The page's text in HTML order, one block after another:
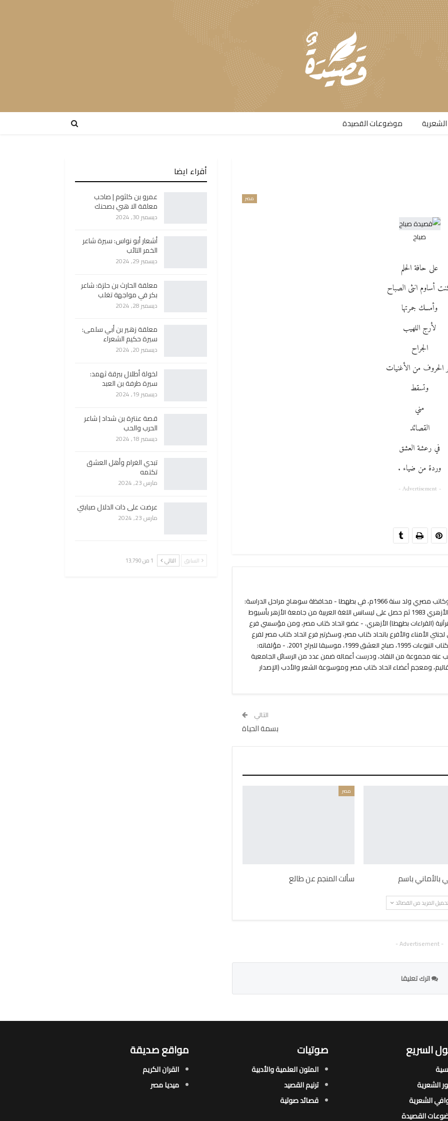
موضوعات القصيدة​
مصر
صباح
على حافة الحلم
أساوم انثى الصباح
وأمسك جمرتها
لأرج اللهيب
الجراح
الحروف من الأغنيات
وتسقط
مني
القصائد
في رعشة العشق
وردة من ضياء .
- Advertisement -
بهاء الدين رمضان السيد مرسي شاعر وكاتب مصري ولد سنة 1966م، في بطهطا - محافظة سوهاج مراحل الدراسة:
- درس المرحلة الثانوية بمعهد طهطا الأزهري 1983 ثم حصل على ليسانس اللغة العربية من جامعة الأزهر بأسيوط
القرآنية (القراءات بطهطا) الأزهري. - عضو اتحاد كتاب مصر، ومن مؤسسي فرع
الأمناء والأفرع باتحاد كتاب مصر، وسكرتير فرع اتحاد كتاب مصر لفرع
الجنوب وغير ذلك. - دواوينه الشعرية: كتاب النبوءات 1995، صباح العشق 1999، موسيقا للبراح 2001. - مؤلفاته:
عنه مجموعة من النقاد، ودرست أعماله ضمن عدد من الرسائل الجامعية
ومعجم أعضاء اتحاد كتاب مصر وموسوعة الشعر والأدب (الإصدار
التالي
بسمة الحياة
بالأماني باسم
مصر
سألت المنجم عن طالع
المزيد من القصائد
- Advertisement -
اترك تعليقا
أقراء ايضا
عمرو بن كلثوم | صاحب
معلقة الا هبي بصحنك
ديسمبر 30, 2024
أشعار أبو نواس: سيرة شاعر
الخمر التائب
ديسمبر 29, 2024
معلقة الحارث بن حلزة: شاعر
بكر في مواجهة تغلب
ديسمبر 28, 2024
معلقة زهير بن أبي سلمى:
سيرة حكيم الشعراء
ديسمبر 20, 2024
لخولة أطلال ببرقة ثهمد:
سيرة طرفة بن العبد
ديسمبر 19, 2024
قصة عنترة بن شداد | شاعر
الحرب والحب
ديسمبر 18, 2024
تبدي الغرام وأهل العشق
تكتمه
مارس 23, 2024
عرضت على ذات الدلال صبابتي
مارس 23, 2024
السابق التالي 1 من 13٬790
السريع
الشعرية​
الشعرية​
القصيدة​
صوتيات
المتون العلمية والأدبية
ترنيم القصيد
قصائد صوتية
مواقع صديقة
القران الكريم
ميديا مصر